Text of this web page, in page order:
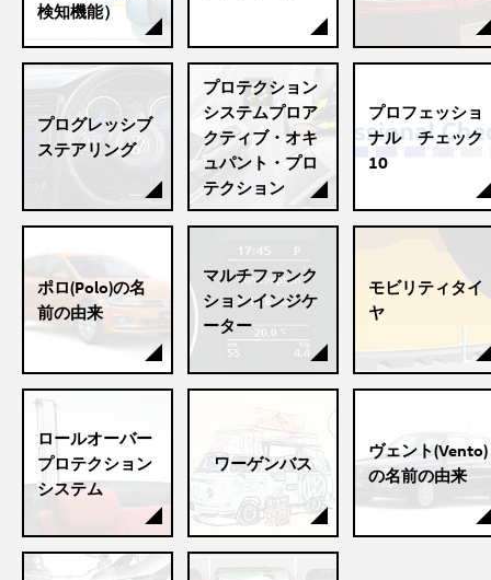
検知機能）
プログレッシブ
ステアリング
プロテクション
システムプロア
クティブ・オキ
ュパント・プロ
テクション
プロフェッショ
ナル チェック
10
ポロ(Polo)の名
前の由来
マルチファンク
ションインジケ
ーター
モビリティタイ
ヤ
ロールオーバー
プロテクション
システム
ワーゲンバス
ヴェント(Vento)
の名前の由来